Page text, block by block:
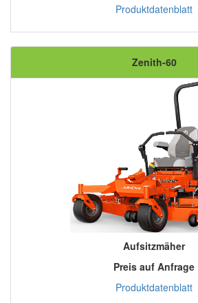
Produktdatenblatt
Zenith-60
Aufsitzmäher
Preis auf Anfrage
Produktdatenblatt